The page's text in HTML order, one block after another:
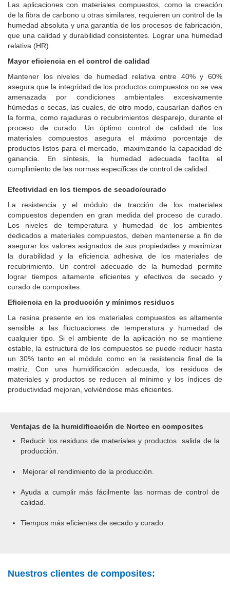
Las aplicaciones con materiales compuestos, como la creación
de la fibra de carbono u otras similares, requieren un control de la
humedad absoluta y una garantía de los procesos de fabricación,
que una calidad y durabilidad consistentes. Lograr una humedad
relativa (HR).
Mayor eficiencia en el control de calidad
Mantener los niveles de humedad relativa entre 40% y 60%
asegura que la integridad de los productos compuestos no se vea
amenazada por condiciones ambientales excesivamente
húmedas o secas, las cuales, de otro modo, causarían daños en
la forma, como rajaduras o recubrimientos desparejo, durante el
proceso de curado. Un óptimo control de calidad de los
materiales compuestos asegura el máximo porcentaje de
productos listos para el mercado, maximizando la capacidad de
ganancia. En síntesis, la humedad adecuada facilita el
cumplimiento de las normas específicas de control de calidad.
Efectividad en los tiempos de secado/curado
La resistencia y el módulo de tracción de los materiales
compuestos dependen en gran medida del proceso de curado.
Los niveles de temperatura y humedad de los ambientes
dedicados a materiales compuestos, deben mantenerse a fin de
asegurar los valores asignados de sus propiedades y maximizar
la durabilidad y la eficiencia adhesiva de los materiales de
recubrimiento. Un control adecuado de la humedad permite
lograr tiempos altamente eficientes y efectivos de secado y
curado de composites.
Eficiencia en la producción y mínimos residuos
La resina presente en los materiales compuestos es altamente
sensible a las fluctuaciones de temperatura y humedad de
cualquier tipo.Si el ambiente de la aplicación no se mantiene
estable, la estructura de los compuestos se puede reducir hasta
un 30% tanto en el módulo como en la resistencia final de la
matriz.Con una humidificación adecuada, los residuos de
materiales y productos se reducen al mínimo y los índices de
productividad mejoran, volviéndose más eficientes.
Ventajas de la humidificación de Nortec en composites
Reducir los residuos de materiales y productos. salida de la
producción.
Mejorar el rendimiento de la producción.
Ayuda a cumplir más fácilmente las normas de control de
calidad.
Tiempos más eficientes de secado y curado.
Nuestros clientes de composites: